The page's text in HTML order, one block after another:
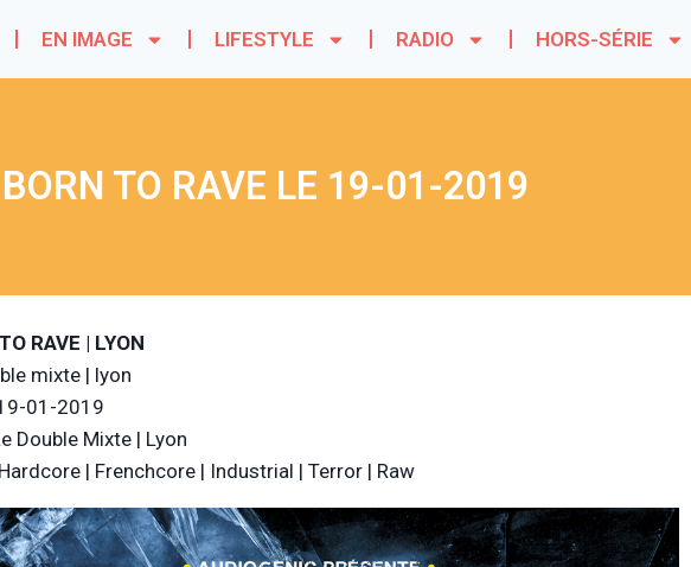
EN IMAGE LIFESTYLE RADIO HORS-SÉRIE
BORN TO RAVE LE 19-01-2019
RAVE | LYON
mixte | lyon
01-2019
Double Mixte | Lyon
| Frenchcore | Industrial | Terror | Raw